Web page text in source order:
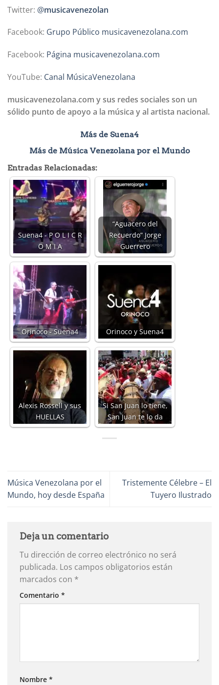
Twitter: @musicavenezolan
Facebook: Grupo Público musicavenezolana.com
Facebook: Página musicavenezolana.com
YouTube: Canal MúsicaVenezolana
musicavenezolana.com y sus redes sociales son un
sólido punto de apoyo a la música y al artista nacional.
Más de Suena4
Más de Música Venezolana por el Mundo
Entradas Relacionadas:
Suena4 - P O L I C R
O M I A
“Aguacero del
Recuerdo” Jorge
Guerrero
Orinoco - Suena4 Orinoco y Suena4
Alexis Rossell y sus
HUELLAS
Si San Juan lo tiene,
San Juan te lo da
Música Venezolana por el
Mundo, hoy desde España
Tristemente Célebre – El
Tuyero Ilustrado
Deja un comentario
Tu dirección de correo electrónico no será
publicada. Los campos obligatorios están
marcados con *
Comentario *
Nombre *